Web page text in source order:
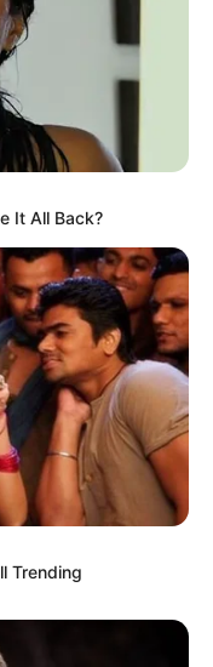
It All Back?
Trending